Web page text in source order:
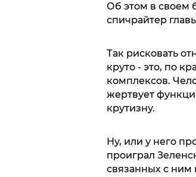
Об этом в своем
спичрайтер
Так рисковать
круто - это, по
комплексов.
жертвует
крутизну.
Ну, или у него
проиграл
связанных с ним